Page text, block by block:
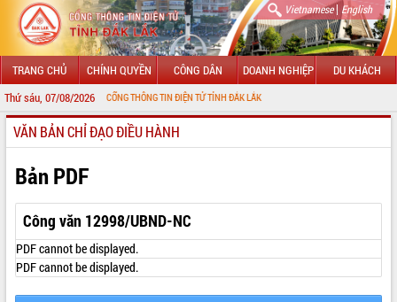
Vietnamese| English
TRANG CHỦ CHÍNH QUYỀN CÔNG DÂN DOANH NGHIỆP DU KHÁCH
Thứ sáu, 07/08/2026
ĐẾN VỚI CỔNG THÔNG TIN ĐIỆN TỬ TỈNH ĐẮK LẮK
GIỚI THIỆU
LÃNH ĐẠO UBND TỈNH
TIN TỨC SỰ KIỆN
SỞ, BAN, NGÀNH
UBND CÁC XÃ, PHƯỜNG
VĂN BẢN CHỈ ĐẠO ĐIỀU HÀNH
Bản PDF
Công văn 12998/UBND-NC
PDF cannot be displayed.
PDF cannot be displayed.